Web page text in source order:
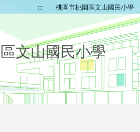
::: 桃園市桃園區文山國民小學
文山國民小學